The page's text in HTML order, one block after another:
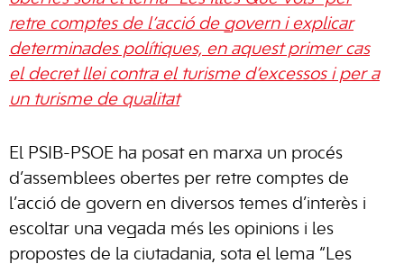
retre comptes de l’acció de govern i explicar
determinades polítiques, en aquest primer cas
el decret llei contra el turisme d’excessos i per a
un turisme de qualitat
El PSIB-PSOE ha posat en marxa un procés
d’assemblees obertes per retre comptes de
l’acció de govern en diversos temes d’interès i
escoltar una vegada més les opinions i les
propostes de la ciutadania, sota el lema “Les